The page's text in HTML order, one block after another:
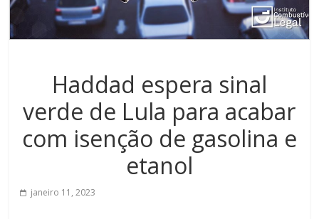
Haddad espera sinal
verde de Lula para acabar
com isenção de gasolina e
etanol
janeiro 11, 2023